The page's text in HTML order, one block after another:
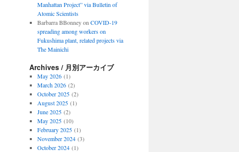
Manhattan Project” via Bulletin of
Atomic Scientists
Barbarra BBonneyon COVID-19
spreading among workers on
Fukushima plant, related projects via
The Mainichi
Archives / 月別アーカイブ
May 2026(1)
March 2026(2)
October 2025(2)
August 2025(1)
June 2025(2)
May 2025(10)
February 2025(1)
November 2024(3)
October 2024(1)